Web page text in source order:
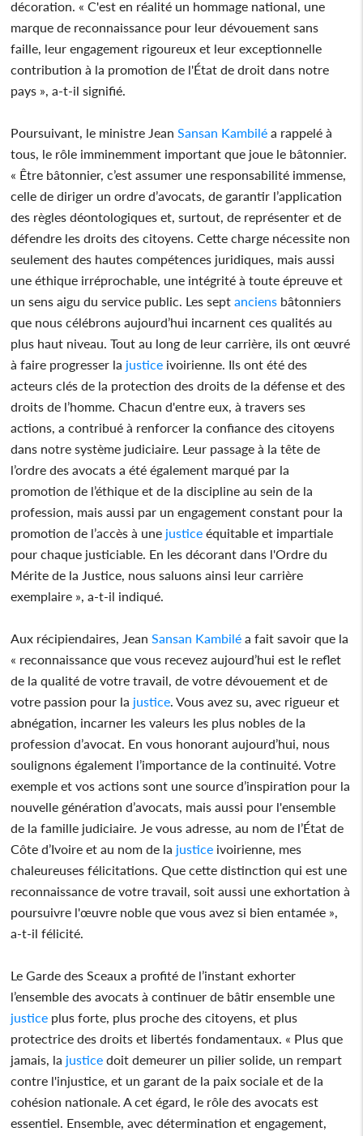
décoration. « C'est en réalité un hommage national, une
marque de reconnaissance pour leur dévouement sans
faille, leur engagement rigoureux et leur exceptionnelle
contribution à la promotion de l'État de droit dans notre
pays », a-t-il signifié.
Poursuivant, le ministre Jean Sansan Kambilé a rappelé à
tous, le rôle imminemment important que joue le bâtonnier.
« Être bâtonnier, c’est assumer une responsabilité immense,
celle de diriger un ordre d’avocats, de garantir l’application
des règles déontologiques et, surtout, de représenter et de
défendre les droits des citoyens. Cette charge nécessite non
seulement des hautes compétences juridiques, mais aussi
une éthique irréprochable, une intégrité à toute épreuve et
un sens aigu du service public. Les sept anciens bâtonniers
que nous célébrons aujourd’hui incarnent ces qualités au
plus haut niveau. Tout au long de leur carrière, ils ont œuvré
à faire progresser la justice ivoirienne. Ils ont été des
acteurs clés de la protection des droits de la défense et des
droits de l’homme. Chacun d'entre eux, à travers ses
actions, a contribué à renforcer la confiance des citoyens
dans notre système judiciaire. Leur passage à la tête de
l’ordre des avocats a été également marqué par la
promotion de l’éthique et de la discipline au sein de la
profession, mais aussi par un engagement constant pour la
promotion de l’accès à une justice équitable et impartiale
pour chaque justiciable. En les décorant dans l'Ordre du
Mérite de la Justice, nous saluons ainsi leur carrière
exemplaire », a-t-il indiqué.
Aux récipiendaires, Jean Sansan Kambilé a fait savoir que la
« reconnaissance que vous recevez aujourd’hui est le reflet
de la qualité de votre travail, de votre dévouement et de
votre passion pour la justice . Vous avez su, avec rigueur et
abnégation, incarner les valeurs les plus nobles de la
profession d’avocat. En vous honorant aujourd’hui, nous
soulignons également l’importance de la continuité. Votre
exemple et vos actions sont une source d’inspiration pour la
nouvelle génération d’avocats, mais aussi pour l'ensemble
de la famille judiciaire. Je vous adresse, au nom de l’État de
Côte d’Ivoire et au nom de la justice ivoirienne, mes
chaleureuses félicitations. Que cette distinction qui est une
reconnaissance de votre travail, soit aussi une exhortation à
poursuivre l'œuvre noble que vous avez si bien entamée »,
a-t-il félicité.
Le Garde des Sceaux a profité de l’instant exhorter
l’ensemble des avocats à continuer de bâtir ensemble une
justice plus forte, plus proche des citoyens, et plus
protectrice des droits et libertés fondamentaux. « Plus que
jamais, la justice doit demeurer un pilier solide, un rempart
contre l'injustice, et un garant de la paix sociale et de la
cohésion nationale. A cet égard, le rôle des avocats est
essentiel. Ensemble, avec détermination et engagement,